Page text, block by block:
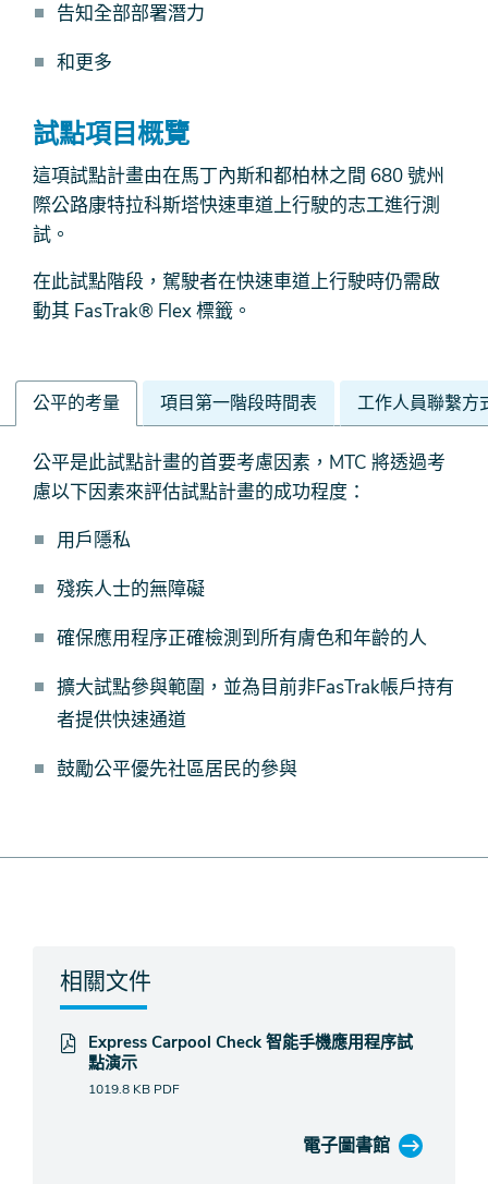
告知全部部署潛力
和更多
試點項目概覽
這項試點計畫由在馬丁內斯和都柏林之間 680 號州
際公路康特拉科斯塔快速車道上行駛的志工進行測
試。
在此試點階段，駕駛者在快速車道上行駛時仍需啟
動其 FasTrak® Flex 標籤。
公平的考量 項目第一階段時間表 工作人員聯繫方
公
平
考
量
公平是此試點計畫的首要考慮因素，MTC 將透過考
慮以下因素來評估試點計畫的成功程度：
用戶隱私
殘疾人士的無障礙
確保應用程序正確檢測到所有膚色和年齡的人
擴大試點參與範圍，並為目前非FasTrak帳戶持有
者提供快速通道
鼓勵公平優先社區居民的參與
相關文件
Express Carpool Check 智能手機應用程序試
點演示
1019.8 KB PDF
電子圖書館